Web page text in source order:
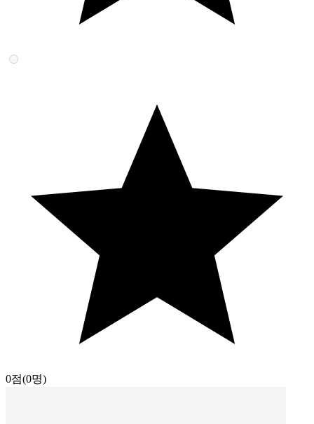
0점(0명)